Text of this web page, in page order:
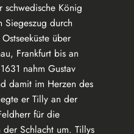
schwedische König
Siegeszug durch
über
Frankfurt bis an
nahm Gustav
damit im Herzen des
er Tilly an der
für die
Schlacht um. Tillys